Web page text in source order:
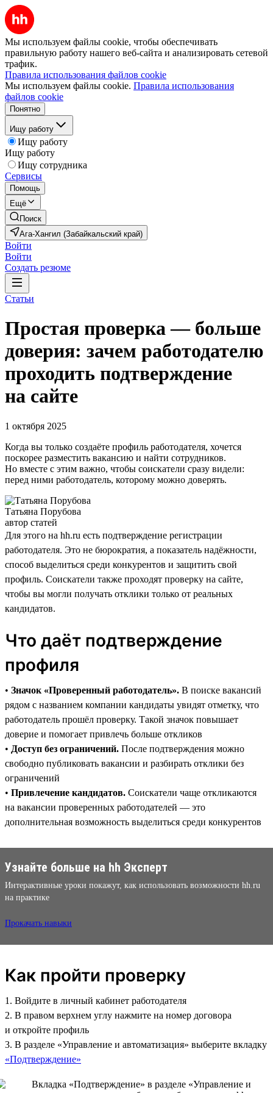
Мы используем файлы cookie, чтобы обеспечивать
правильную работу нашего веб-сайта и анализировать сетевой
трафик.
Правила использования файлов cookie
Мы используем файлы cookie. Правила использования
файлов cookie
Понятно
Ищу работу
Ищу работу
Ищу работу
Ищу сотрудника
Сервисы
Помощь
Ещё
Поиск
Ага-Хангил (Забайкальский край)
Войти
Войти
Создать резюме
Статьи
Простая проверка — больше
доверия: зачем работодателю
проходить подтверждение
на сайте
1 октября 2025
Когда вы только создаёте профиль работодателя, хочется
поскорее разместить вакансию и найти сотрудников.
Но вместе с этим важно, чтобы соискатели сразу видели:
перед ними работодатель, которому можно доверять.
Татьяна Порубова
автор статей
Для этого на hh.ru есть подтверждение регистрации
работодателя. Это не бюрократия, а показатель надёжности,
способ выделиться среди конкурентов и защитить свой
профиль. Соискатели также проходят проверку на сайте,
чтобы вы могли получать отклики только от реальных
кандидатов.
Что даёт подтверждение
профиля
• Значок «Проверенный работодатель». В поиске вакансий
рядом с названием компании кандидаты увидят отметку, что
работодатель прошёл проверку. Такой значок повышает
доверие и помогает привлечь больше откликов
• Доступ без ограничений. После подтверждения можно
свободно публиковать вакансии и разбирать отклики без
ограничений
• Привлечение кандидатов. Соискатели чаще откликаются
на вакансии проверенных работодателей — это
дополнительная возможность выделиться среди конкурентов
Узнайте больше на hh Эксперт
Интерактивные уроки покажут, как использовать возможности hh.ru
на практике
Прокачать навыки
Как пройти проверку
1. Войдите в личный кабинет работодателя
2. В правом верхнем углу нажмите на номер договора
и откройте профиль
3. В разделе «Управление и автоматизация» выберите вкладку
«Подтверждение»